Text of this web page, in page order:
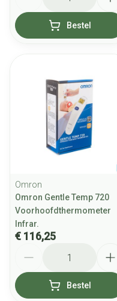
Bestel
Omron
Omron Gentle Temp 720
Voorhoofdthermometer
Infrar.
€ 116,25
Bestel